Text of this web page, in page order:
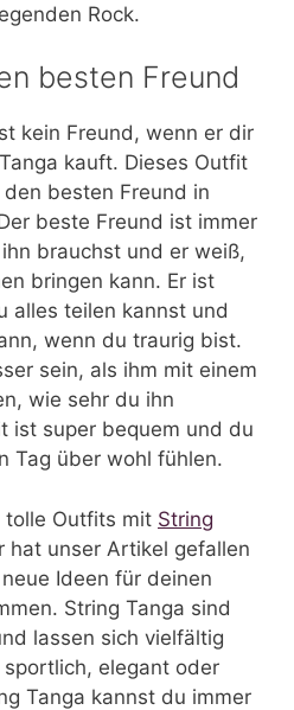
Rock.
besten Freund
kein Freund, wenn er dir
kauft. Dieses Outfit
besten Freund in
beste Freund ist immer
brauchst und er weiß,
bringen kann. Er ist
alles teilen kannst und
wenn du traurig bist.
sein, als ihm mit einem
wie sehr du ihn
ist super bequem und du
Tag über wohl fühlen.
tolle Outfits mit String
hat unser Artikel gefallen
Ideen für deinen
String Tanga sind
lassen sich vielfältig
elegant oder
Tanga kannst du immer